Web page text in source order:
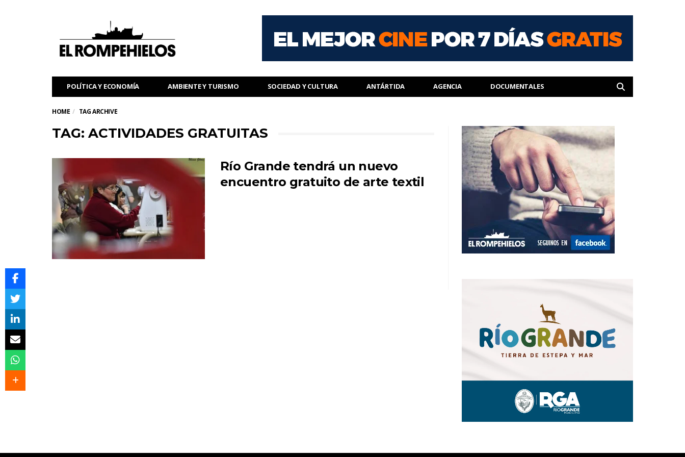
POLÍTICA Y ECONOMÍA AMBIENTE Y TURISMO SOCIEDAD Y CULTURA ANTÁRTIDA AGENCIA DOCUMENTALES
HOME TAG ARCHIVE
TAG: ACTIVIDADES GRATUITAS
Río Grande tendrá un nuevo
encuentro gratuito de arte textil